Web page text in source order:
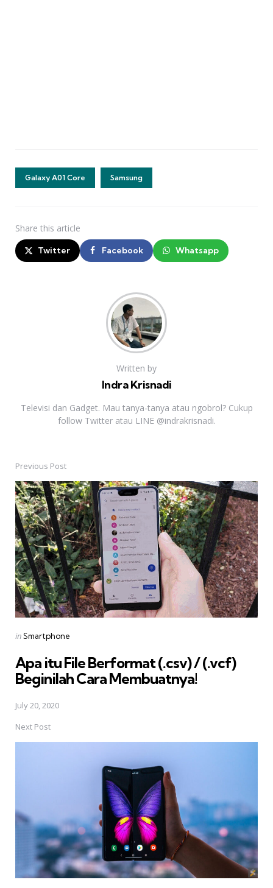
Galaxy A01 Core Samsung
Share this article
Twitter Facebook Whatsapp
Written by
Indra Krisnadi
Televisi dan Gadget. Mau tanya-tanya atau ngobrol? Cukup
follow Twitter atau LINE @indrakrisnadi.
Post
navigation
Previous Post
Posted
inSmartphone
Apa itu File Berformat (.csv) / (.vcf) 
Beginilah Cara Membuatnya!
July 20, 2020
Next Post